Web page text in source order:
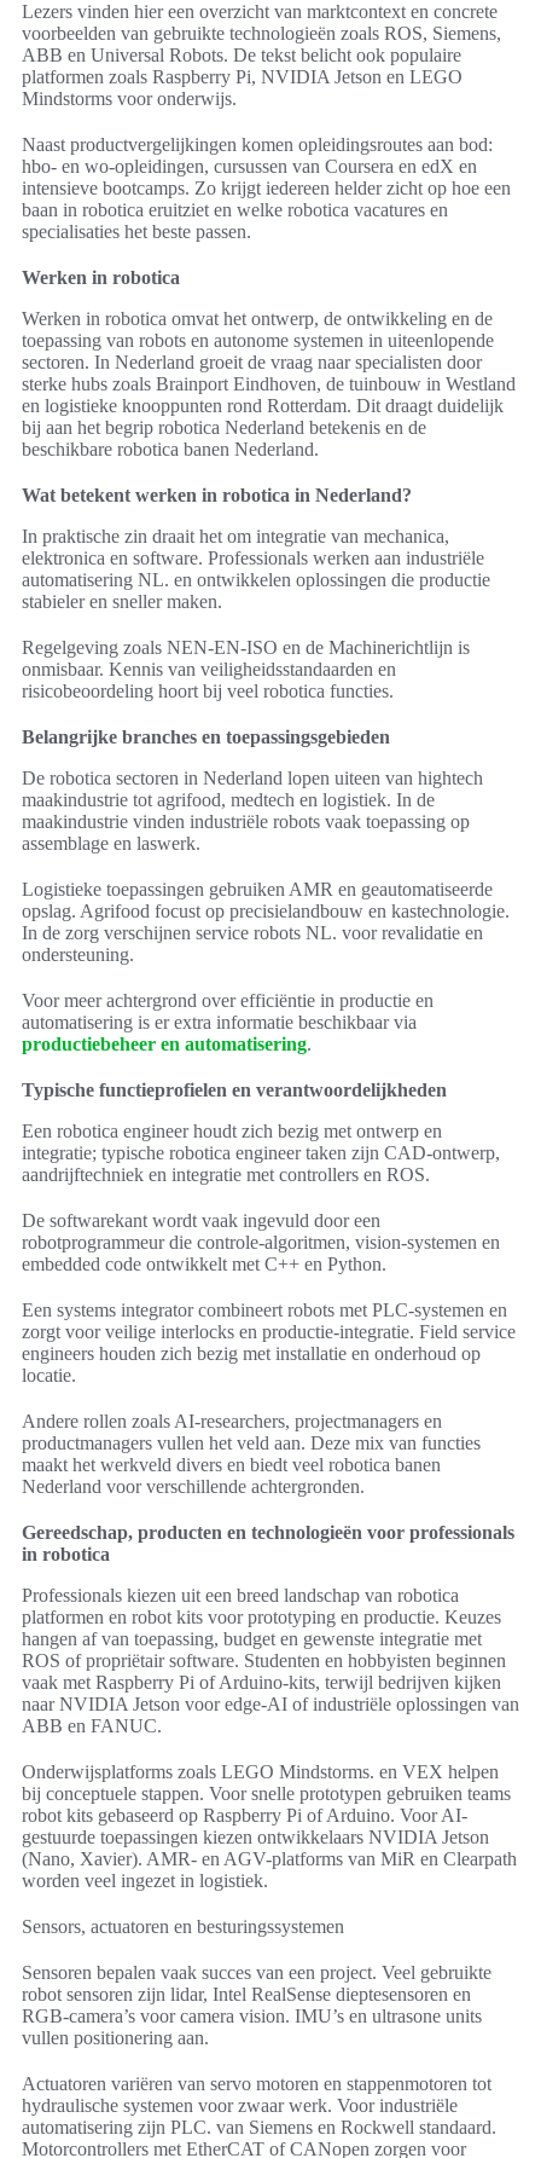
Lezers vinden hier een overzicht van marktcontext en concrete
voorbeelden van gebruikte technologieën zoals ROS, Siemens,
ABB en Universal Robots. De tekst belicht ook populaire
platformen zoals Raspberry Pi, NVIDIA Jetson en LEGO
Mindstorms voor onderwijs.
Naast productvergelijkingen komen opleidingsroutes aan bod:
hbo- en wo-opleidingen, cursussen van Coursera en edX en
intensieve bootcamps. Zo krijgt iedereen helder zicht op hoe een
baan in robotica eruitziet en welke robotica vacatures en
specialisaties het beste passen.
Werken in robotica
Werken in robotica omvat het ontwerp, de ontwikkeling en de
toepassing van robots en autonome systemen in uiteenlopende
sectoren. In Nederland groeit de vraag naar specialisten door
sterke hubs zoals Brainport Eindhoven, de tuinbouw in Westland
en logistieke knooppunten rond Rotterdam. Dit draagt duidelijk
bij aan het begrip robotica Nederland betekenis en de
beschikbare robotica banen Nederland.
Wat betekent werken in robotica in Nederland?
In praktische zin draait het om integratie van mechanica,
elektronica en software. Professionals werken aan industriële
automatisering NL. en ontwikkelen oplossingen die productie
stabieler en sneller maken.
Regelgeving zoals NEN-EN-ISO en de Machinerichtlijn is
onmisbaar. Kennis van veiligheidsstandaarden en
risicobeoordeling hoort bij veel robotica functies.
Belangrijke branches en toepassingsgebieden
De robotica sectoren in Nederland lopen uiteen van hightech
maakindustrie tot agrifood, medtech en logistiek. In de
maakindustrie vinden industriële robots vaak toepassing op
assemblage en laswerk.
Logistieke toepassingen gebruiken AMR en geautomatiseerde
opslag. Agrifood focust op precisielandbouw en kastechnologie.
In de zorg verschijnen service robots NL. voor revalidatie en
ondersteuning.
Voor meer achtergrond over efficiëntie in productie en
automatisering is er extra informatie beschikbaar via
productiebeheer en automatisering.
Typische functieprofielen en verantwoordelijkheden
Een robotica engineer houdt zich bezig met ontwerp en
integratie; typische robotica engineer taken zijn CAD-ontwerp,
aandrijftechniek en integratie met controllers en ROS.
De softwarekant wordt vaak ingevuld door een
robotprogrammeur die controle-algoritmen, vision-systemen en
embedded code ontwikkelt met C++ en Python.
Een systems integrator combineert robots met PLC-systemen en
zorgt voor veilige interlocks en productie-integratie. Field service
engineers houden zich bezig met installatie en onderhoud op
locatie.
Andere rollen zoals AI-researchers, projectmanagers en
productmanagers vullen het veld aan. Deze mix van functies
maakt het werkveld divers en biedt veel robotica banen
Nederland voor verschillende achtergronden.
Gereedschap, producten en technologieën voor professionals
in robotica
Professionals kiezen uit een breed landschap van robotica
platformen en robot kits voor prototyping en productie. Keuzes
hangen af van toepassing, budget en gewenste integratie met
ROS of propriëtair software. Studenten en hobbyisten beginnen
vaak met Raspberry Pi of Arduino-kits, terwijl bedrijven kijken
naar NVIDIA Jetson voor edge-AI of industriële oplossingen van
ABB en FANUC.
Onderwijsplatforms zoals LEGO Mindstorms. en VEX helpen
bij conceptuele stappen. Voor snelle prototypen gebruiken teams
robot kits gebaseerd op Raspberry Pi of Arduino. Voor AI-
gestuurde toepassingen kiezen ontwikkelaars NVIDIA Jetson
(Nano, Xavier). AMR- en AGV-platforms van MiR en Clearpath
worden veel ingezet in logistiek.
Sensors, actuatoren en besturingssystemen
Sensoren bepalen vaak succes van een project. Veel gebruikte
robot sensoren zijn lidar, Intel RealSense dieptesensoren en
RGB-camera’s voor camera vision. IMU’s en ultrasone units
vullen positionering aan.
Actuatoren variëren van servo motoren en stappenmotoren tot
hydraulische systemen voor zwaar werk. Voor industriële
automatisering zijn PLC. van Siemens en Rockwell standaard.
Motorcontrollers met EtherCAT of CANopen zorgen voor